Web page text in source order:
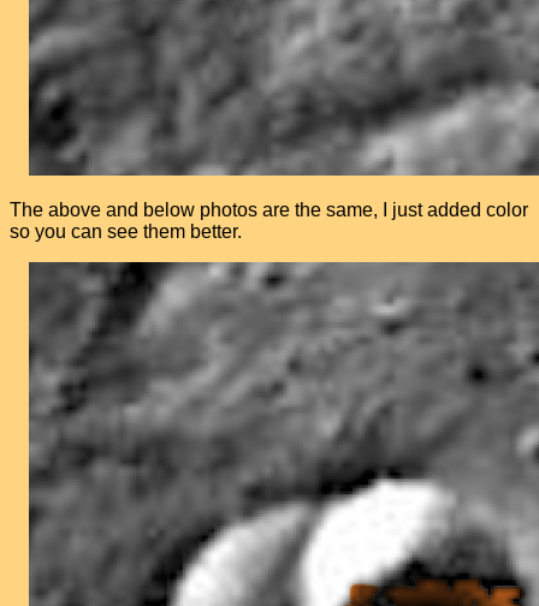
The above and below photos are the same, I just added color
so you can see them better.